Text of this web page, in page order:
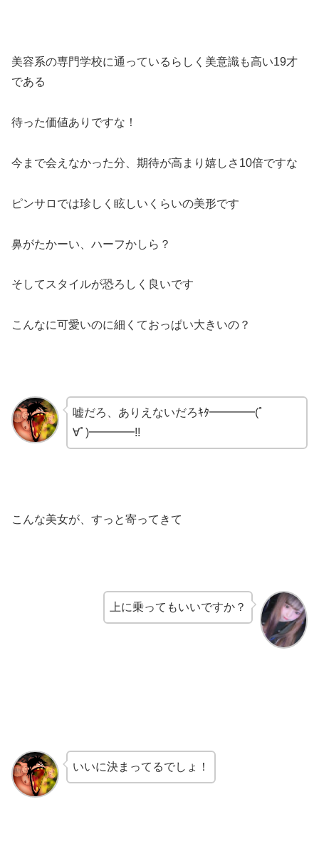
美容系の専門学校に通っているらしく美意識も高い19才
である
待った価値ありですな！
今まで会えなかった分、期待が高まり嬉しさ10倍ですな
ピンサロでは珍しく眩しいくらいの美形です
鼻がたかーい、ハーフかしら？
そしてスタイルが恐ろしく良いです
こんなに可愛いのに細くておっぱい大きいの？
嘘だろ、ありえないだろｷﾀ━━━━(ﾟ
∀ﾟ)━━━━!!
こんな美女が、すっと寄ってきて
上に乗ってもいいですか？
いいに決まってるでしょ！